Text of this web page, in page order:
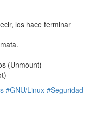
los hace terminar
(Unmount)
#GNU/Linux #Seguridad